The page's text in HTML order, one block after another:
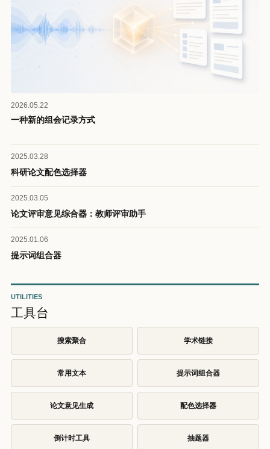
2026.05.22
一种新的组会记录方式
2025.03.28
科研论文配色选择器
2025.03.05
论文评审意见综合器：教师评审助手
2025.01.06
提示词组合器
UTILITIES
工具台
搜索聚合 学术链接
常用文本 提示词组合器
论文意见生成 配色选择器
倒计时工具 抽题器